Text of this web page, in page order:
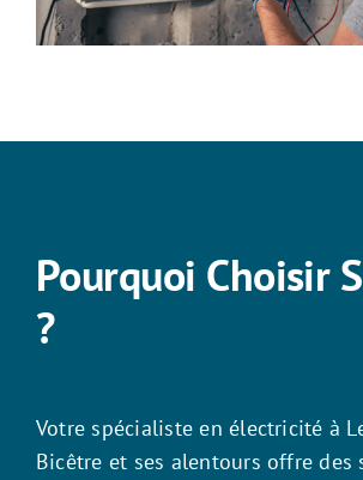
Pourquoi Choisir
?
Votre spécialiste en électricité à
Bicêtre et ses alentours offre des